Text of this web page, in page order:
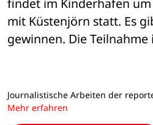
findet im Kinderhafen
mit Küstenjörn statt. Es
gewinnen. Die Teilnahme
Journalistische Arbeiten der
Mehr erfahren